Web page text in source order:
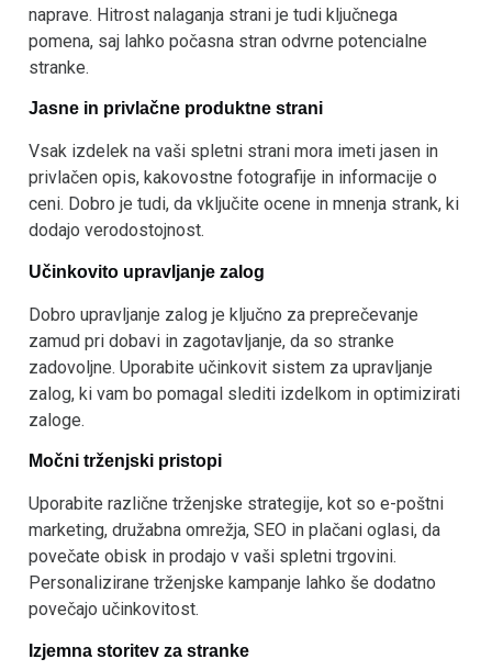
naprave. Hitrost nalaganja strani je tudi ključnega
pomena, saj lahko počasna stran odvrne potencialne
stranke.
Jasne in privlačne produktne strani
Vsak izdelek na vaši spletni strani mora imeti jasen in
privlačen opis, kakovostne fotografije in informacije o
ceni. Dobro je tudi, da vključite ocene in mnenja strank, ki
dodajo verodostojnost.
Učinkovito upravljanje zalog
Dobro upravljanje zalog je ključno za preprečevanje
zamud pri dobavi in zagotavljanje, da so stranke
zadovoljne. Uporabite učinkovit sistem za upravljanje
zalog, ki vam bo pomagal slediti izdelkom in optimizirati
zaloge.
Močni trženjski pristopi
Uporabite različne trženjske strategije, kot so e-poštni
marketing, družabna omrežja, SEO in plačani oglasi, da
povečate obisk in prodajo v vaši spletni trgovini.
Personalizirane trženjske kampanje lahko še dodatno
povečajo učinkovitost.
Izjemna storitev za stranke